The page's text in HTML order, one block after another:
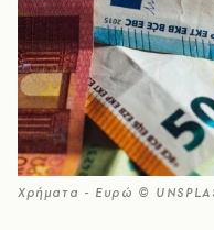
Χρήματα - Ευρώ ©